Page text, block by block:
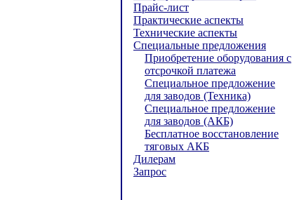
Прайс-лист
Практические аспекты
Технические аспекты
Специальные предложения
Приобретение оборудования с
отсрочкой платежа
Специальное предложение
для заводов (Техника)
Специальное предложение
для заводов (АКБ)
Бесплатное восстановление
тяговых АКБ
Дилерам
Запрос